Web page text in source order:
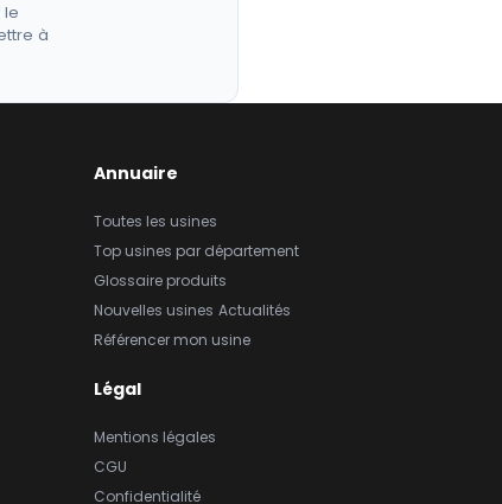
le
à
Annuaire
Toutes les usines
Top usines par département
Glossaire produits
Nouvelles usines Actualités
Référencer mon usine
Légal
Mentions légales
CGU
Confidentialité